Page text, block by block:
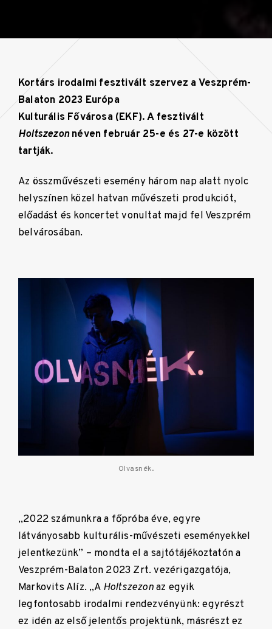
Kortárs irodalmi fesztivált szervez a Veszprém-
Balaton 2023 Európa
Kulturális Fővárosa (EKF). A fesztivált
Holtszezonnéven február 25-e és 27-e között
tartják.
Az összművészeti esemény három nap alatt nyolc
helyszínen közel hatvan művészeti produkciót,
előadást és koncertet vonultat majd fel Veszprém
belvárosában.
Olvasnék.
„2022 számunkra a főpróba éve, egyre
látványosabb kulturális-művészeti eseményekkel
jelentkezünk” – mondta el a sajtótájékoztatón a
Veszprém-Balaton 2023 Zrt. vezérigazgatója,
Markovits Alíz. „A Holtszezonaz egyik
legfontosabb irodalmi rendezvényünk: egyrészt
ez idén az első jelentős projektünk, másrészt ez